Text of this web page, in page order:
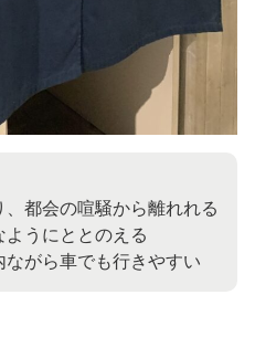
、都会の喧騒から離れれる
ようにととのえる
ながら車でも行きやすい